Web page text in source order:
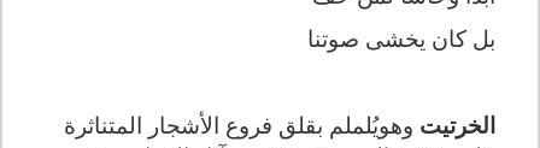
بل كان يخشى صوتنا
الخرتيت وهويُلملم بقلق فروع الأشجار المتناثرة